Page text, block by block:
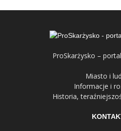
ProSkarżysko –
Miasto i
Informacje i
Historia,